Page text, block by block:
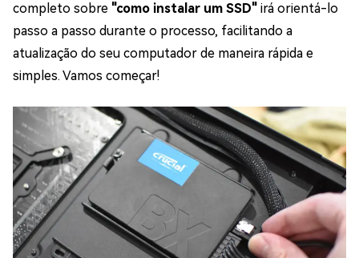
completo sobre "como instalar um SSD" irá orientá-lo
passo a passo durante o processo, facilitando a
atualização do seu computador de maneira rápida e
simples. Vamos começar!